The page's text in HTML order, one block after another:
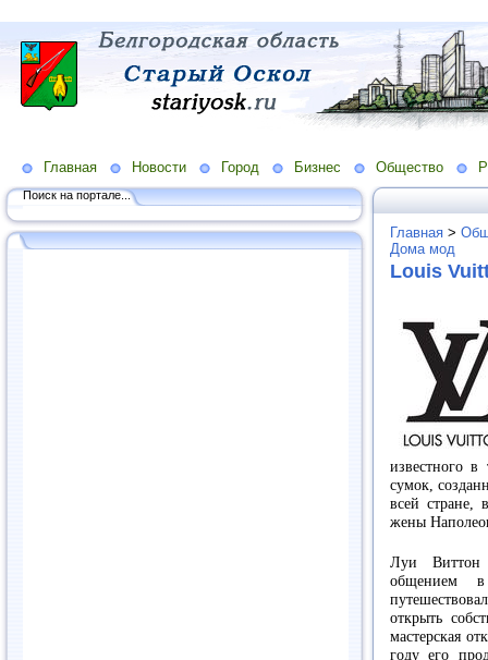
Главная Новости Город Бизнес Общество
Поиск на портале...
Главная >
Дома мод
Louis
известного
сумок,
всей стране,
жены
Луи Виттон
общением в
открыть
мастерская
году его